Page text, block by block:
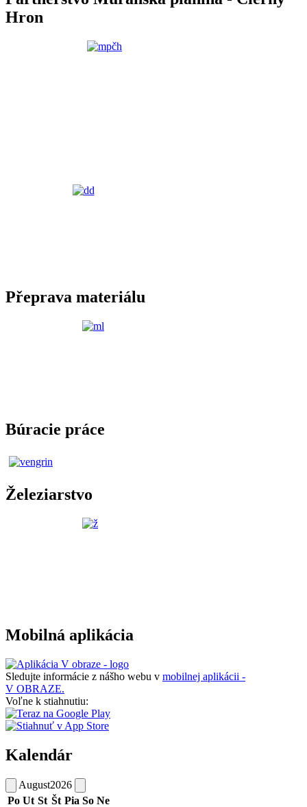
Hron
Přeprava materiálu
Búracie práce
Železiarstvo
Mobilná aplikácia
Sledujte informácie z nášho webu v mobilnej aplikácii -
V OBRAZE.
Voľne k stiahnutiu:
Kalendár
August2026
Po Ut St Št Pia So Ne